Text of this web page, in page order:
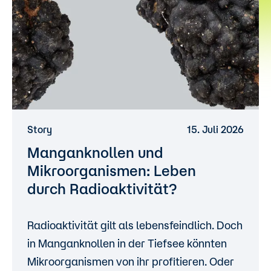
Story 15. Juli 2026
Manganknollen und
Mikroorganismen: Leben
durch Radioaktivität?
Radioaktivität gilt als lebensfeindlich. Doch
in Manganknollen in der Tiefsee könnten
Mikroorganismen von ihr profitieren. Oder